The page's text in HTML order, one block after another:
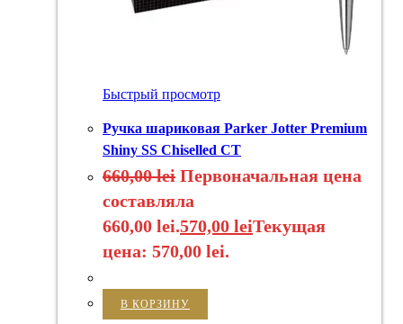
Быстрый просмотр
Ручка шариковая Parker Jotter Premium
Shiny SS Chiselled CT
660,00lei Первоначальная цена
составляла
660,00 lei.570,00 leiТекущая
цена: 570,00 lei.
В КОРЗИНУ